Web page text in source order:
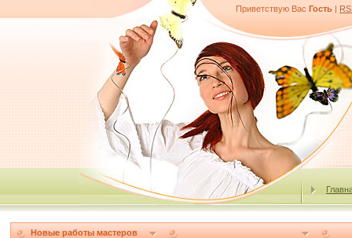
Приветствую Вас Гость |
Новые работы мастеров